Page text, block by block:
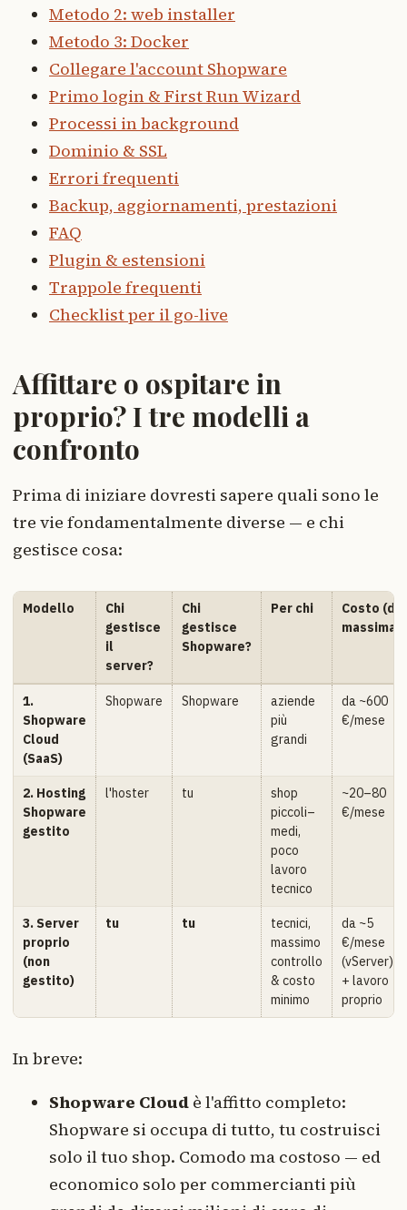
Metodo 2: web installer
Metodo 3: Docker
Collegare l'account Shopware
Primo login & First Run Wizard
Processi in background
Dominio & SSL
Errori frequenti
Backup, aggiornamenti, prestazioni
FAQ
Plugin & estensioni
Trappole frequenti
Checklist per il go-live
Affittare o ospitare in
proprio? I tre modelli a
confronto
Prima di iniziare dovresti sapere quali sono le
tre vie fondamentalmente diverse — e chi
gestisce cosa:
Modello
Chi
gestisce
il
server?
Chi
gestisce
Shopware?
Per chi
Costo (di
massima)
1.
Shopware
Cloud
(SaaS)
Shopware Shopware
aziende
più
grandi
da ~600
€/mese
2. Hosting
Shopware
gestito
l'hoster tu
shop
piccoli–
medi,
poco
lavoro
tecnico
~20–80
€/mese
3. Server
proprio
(non
gestito)
tu tu
tecnici,
massimo
controllo
& costo
minimo
da ~5
€/mese
(vServer)
+ lavoro
proprio
In breve:
Shopware Cloud è l'affitto completo:
Shopware si occupa di tutto, tu costruisci
solo il tuo shop. Comodo ma costoso — ed
economico solo per commercianti più